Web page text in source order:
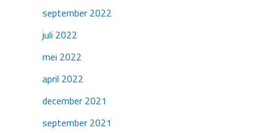
september 2022
juli 2022
mei 2022
april 2022
december 2021
september 2021